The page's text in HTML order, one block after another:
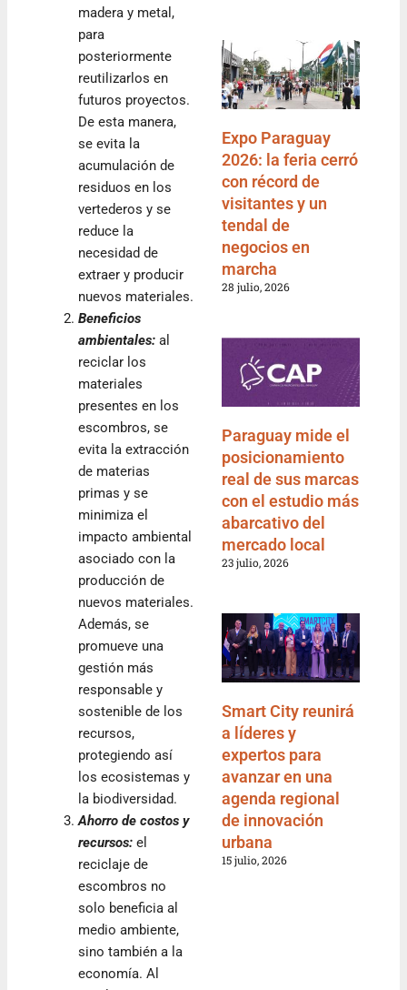
madera y metal,
para
posteriormente
reutilizarlos en
futuros proyectos.
De esta manera,
se evita la
acumulación de
residuos en los
vertederos y se
reduce la
necesidad de
extraer y producir
nuevos materiales.
Beneficios
ambientales: al
reciclar los
materiales
presentes en los
escombros, se
evita la extracción
de materias
primas y se
minimiza el
impacto ambiental
asociado con la
producción de
nuevos materiales.
Además, se
promueve una
gestión más
responsable y
sostenible de los
recursos,
protegiendo así
los ecosistemas y
la biodiversidad.
Ahorro de costos y
recursos: el
reciclaje de
escombros no
solo beneficia al
medio ambiente,
sino también a la
economía. Al
Expo Paraguay
2026: la feria cerró
con récord de
visitantes y un
tendal de
negocios en
marcha
28 julio, 2026
Paraguay mide el
posicionamiento
real de sus marcas
con el estudio más
abarcativo del
mercado local
23 julio, 2026
Smart City reunirá
a líderes y
expertos para
avanzar en una
agenda regional
de innovación
urbana
15 julio, 2026